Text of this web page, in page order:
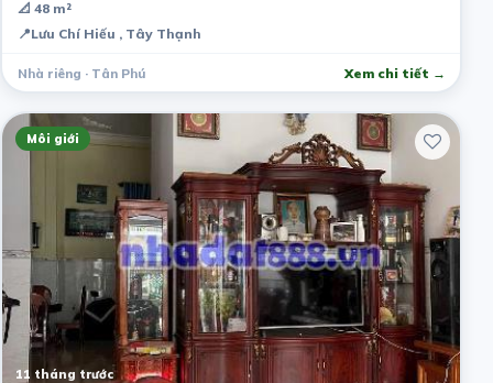
📐 48 m²
📍Lưu Chí Hiếu , Tây Thạnh
Nhà riêng · Tân Phú Xem chi tiết →
Môi giới
11 tháng trước